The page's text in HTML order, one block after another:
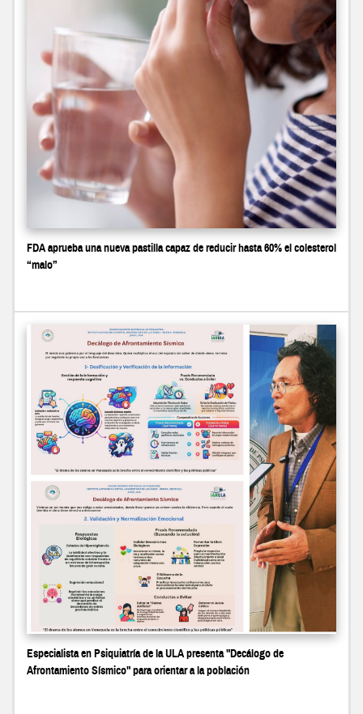
FDA aprueba una nueva pastilla capaz de reducir hasta 60% el colesterol
“malo”
Especialista en Psiquiatría de la ULA presenta "Decálogo de
Afrontamiento Sísmico" para orientar a la población